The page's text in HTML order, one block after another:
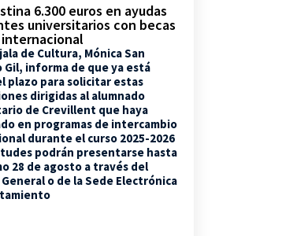
6.300 euros en ayudas
universitarios con becas
de Cultura, Mónica San
Gil, informa de que ya está
plazo para solicitar estas
dirigidas al alumnado
de Crevillent que haya
en programas de intercambio
durante el curso 2025-2026
podrán presentarse hasta
28 de agosto a través del
o de la Sede Electrónica